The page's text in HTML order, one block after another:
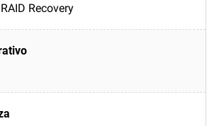
Recovery